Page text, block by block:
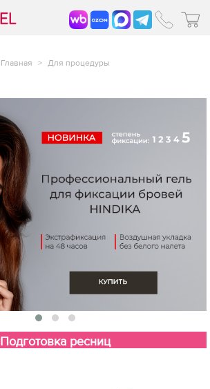
Главная > Для процедуры
Подготовка ресниц